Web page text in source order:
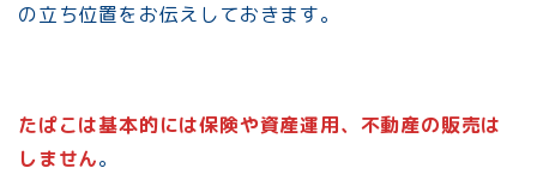
の立ち位置をお伝えしておきます。
たぱこは基本的には保険や資産運用、不動産の販売は
しません。